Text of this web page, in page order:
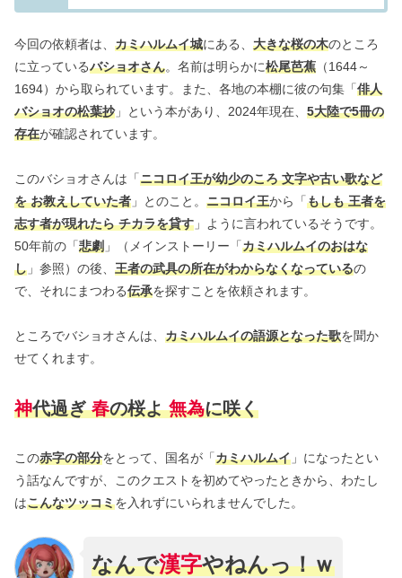
今回の依頼者は、 カミハルムイ城にある、 大きな桜の木のところ
に立っているバショオさん。名前は明らかに松尾芭蕉 （1644～
1694）から取られています。また、各地の本棚に彼の句集「俳人
バショオの松葉抄」という本があり、2024年現在、 5大陸で5冊の
存在が確認されています。
このバショオさんは「ニコロイ王が幼少のころ 文字や古い歌など
を お教えしていた者 」とのこと。 ニコロイ王から「もしも 王者を
志す者が現れたら チカラを貸す 」ように言われているそうです。
50年前の「悲劇 」（メインストーリー「カミハルムイのおはな
し 」参照）の後、 王者の武具の所在がわからなくなっているの
で、それにまつわる伝承を探すことを依頼されます。
ところでバショオさんは、 カミハルムイの語源となった歌を聞か
せてくれます。
神代過ぎ春の桜よ無為に咲く
この赤字の部分をとって、国名が「カミハルムイ 」になったとい
う話なんですが、このクエストを初めてやったときから、わたし
はこんなツッコミを入れずにいられませんでした。
なんで漢字やねんっ！ｗ